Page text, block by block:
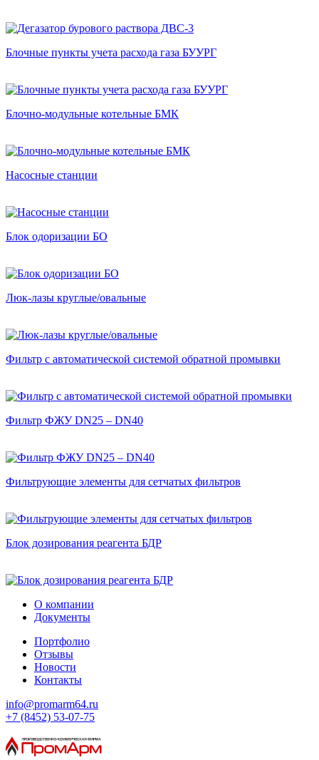
Блочные пункты учета расхода газа БУУРГ
Блочно-модульные котельные БМК
Насосные станции
Блок одоризации БО
Люк-лазы круглые/овальные
Фильтр с автоматической системой обратной промывки
Фильтр ФЖУ DN25 – DN40
Фильтрующие элементы для сетчатых фильтров
Блок дозирования реагента БДР
О компании
Документы
Портфолио
Отзывы
Новости
Контакты
info@promarm64.ru
+7 (8452) 53-07-75